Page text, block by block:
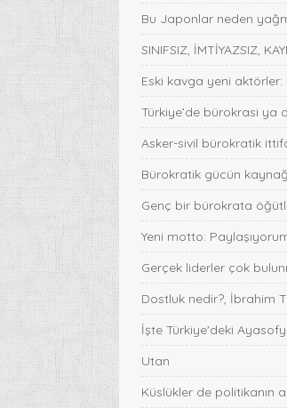
Bu Japonlar neden
SINIFSIZ, İMTİYAZSIZ,
Eski kavga yeni aktörler:
Türkiye’de bürokrasi ya
Asker-sivil bürokratik
Bürokratik gücün
Genç bir bürokrata
Yeni motto:
Gerçek liderler çok
Dostluk nedir?, İbrahim
İşte Türkiye'deki
Utan
Küslükler de politikanın